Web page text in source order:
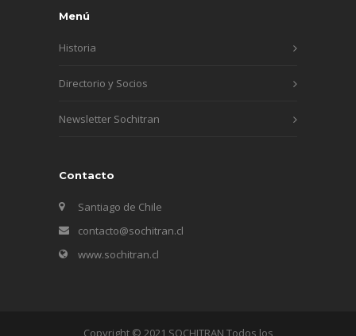
Menú
Historia
Directorio y Socios
Newsletter Sochitran
Contacto
Santiago de Chile
contacto@sochitran.cl
www.sochitran.cl
Copyright © 2021 SOCHITRAN Todos los